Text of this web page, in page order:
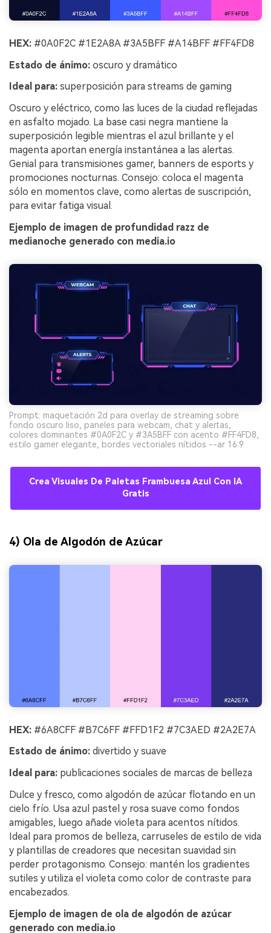
HEX: #0A0F2C #1E2A8A #3A5BFF #A14BFF #FF4FD8
Estado de ánimo: oscuro y dramático
Ideal para: superposición para streams de gaming
Oscuro y eléctrico, como las luces de la ciudad reflejadas
en asfalto mojado. La base casi negra mantiene la
superposición legible mientras el azul brillante y el
magenta aportan energía instantánea a las alertas.
Genial para transmisiones gamer, banners de esports y
promociones nocturnas. Consejo: coloca el magenta
sólo en momentos clave, como alertas de suscripción,
para evitar fatiga visual.
Ejemplo de imagen de profundidad razz de
medianoche generado con media.io
Prompt: maquetación 2d para overlay de streaming sobre
fondo oscuro liso, paneles para webcam, chat y alertas,
colores dominantes #0A0F2C y #3A5BFF con acento #FF4FD8,
estilo gamer elegante, bordes vectoriales nítidos --ar 16:9
Crea Visuales De Paletas Frambuesa Azul Con IA
Gratis
4) Ola de Algodón de Azúcar
HEX: #6A8CFF #B7C6FF #FFD1F2 #7C3AED #2A2E7A
Estado de ánimo: divertido y suave
Ideal para: publicaciones sociales de marcas de belleza
Dulce y fresco, como algodón de azúcar flotando en un
cielo frío. Usa azul pastel y rosa suave como fondos
amigables, luego añade violeta para acentos nítidos.
Ideal para promos de belleza, carruseles de estilo de vida
y plantillas de creadores que necesitan suavidad sin
perder protagonismo. Consejo: mantén los gradientes
sutiles y utiliza el violeta como color de contraste para
encabezados.
Ejemplo de imagen de ola de algodón de azúcar
generado con media.io